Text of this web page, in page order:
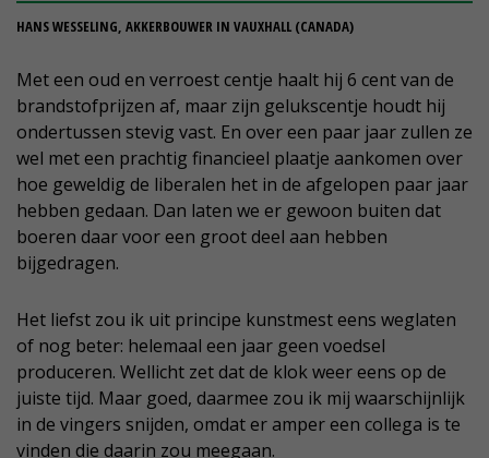
HANS WESSELING, AKKERBOUWER IN VAUXHALL (CANADA)
Met een oud en verroest centje haalt hij 6 cent van de
brandstofprijzen af, maar zijn gelukscentje houdt hij
ondertussen stevig vast. En over een paar jaar zullen ze
wel met een prachtig financieel plaatje aankomen over
hoe geweldig de liberalen het in de afgelopen paar jaar
hebben gedaan. Dan laten we er gewoon buiten dat
boeren daar voor een groot deel aan hebben
bijgedragen.
Het liefst zou ik uit principe kunstmest eens weglaten
of nog beter: helemaal een jaar geen voedsel
produceren. Wellicht zet dat de klok weer eens op de
juiste tijd. Maar goed, daarmee zou ik mij waarschijnlijk
in de vingers snijden, omdat er amper een collega is te
vinden die daarin zou meegaan.